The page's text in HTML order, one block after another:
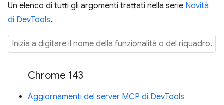
Un elenco di tutti gli argomenti trattati nella serie Novità
di DevTools.
Chrome 143
Aggiornamenti del server MCP di DevTools